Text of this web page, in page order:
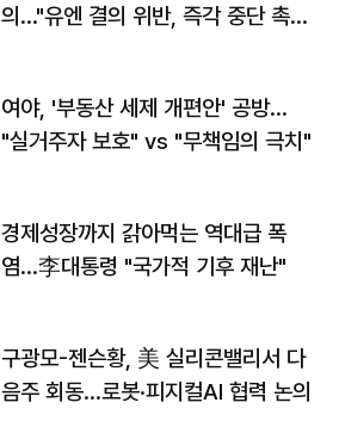
의…"유엔 결의 위반, 즉각 중단 촉
여야, '부동산 세제 개편안' 공방…
"실거주자 보호" vs "무책임의 극치"
경제성장까지 갉아먹는 역대급 폭
염…李대통령 "국가적 기후 재난"
구광모-젠슨황, 美 실리콘밸리서 다
음주 회동…로봇·피지컬AI 협력 논의